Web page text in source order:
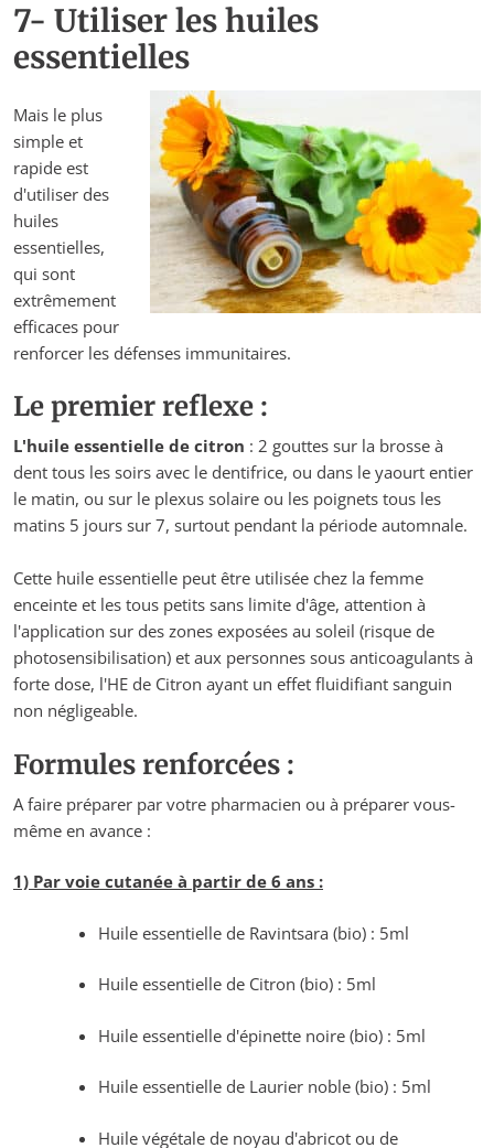
7- Utiliser les huiles
essentielles
Mais le plus
simple et
rapide est
d'utiliser des
huiles
essentielles,
qui sont
extrêmement
efficaces pour
renforcer les défenses immunitaires.
Le premier reflexe :
L'huile essentielle de citron : 2 gouttes sur la brosse à
dent tous les soirs avec le dentifrice, ou dans le yaourt entier
le matin, ou sur le plexus solaire ou les poignets tous les
matins 5 jours sur 7, surtout pendant la période automnale.
Cette huile essentielle peut être utilisée chez la femme
enceinte et les tous petits sans limite d'âge, attention à
l'application sur des zones exposées au soleil (risque de
photosensibilisation) et aux personnes sous anticoagulants à
forte dose, l'HE de Citron ayant un effet fluidifiant sanguin
non négligeable.
Formules renforcées :
A faire préparer par votre pharmacien ou à préparer vous-
même en avance :
1) Par voie cutanée à partir de 6 ans :
Huile essentielle de Ravintsara (bio) : 5ml
Huile essentielle de Citron (bio) : 5ml
Huile essentielle d'épinette noire (bio) : 5ml
Huile essentielle de Laurier noble (bio) : 5ml
Huile végétale de noyau d'abricot ou de